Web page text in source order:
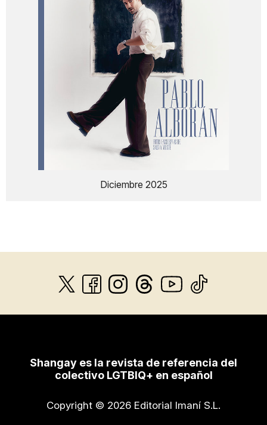
Diciembre 2025
Shangay es la revista de referencia del
colectivo LGTBIQ+ en español
Copyright © 2026 Editorial Imaní S.L.